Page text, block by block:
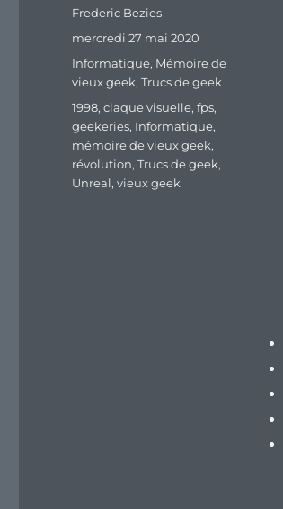
Auteur
Frederic Bezies
Publié
mercredi 27 mai 2020
Catégories
Informatique, Mémoire de
vieux geek,Trucs de geek
Étiquettes
1998,claque visuelle,fps,
geekeries, Informatique,
mémoire de vieux geek,
révolution,Trucs de geek,
Unreal,vieux geek